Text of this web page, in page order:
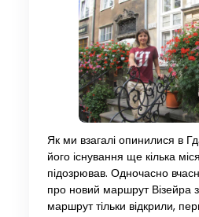
Як ми взагалі опинилися в
його існування ще кілька
підозрював. Одночасно
про новий маршрут Візейра
маршрут тільки відкрили,